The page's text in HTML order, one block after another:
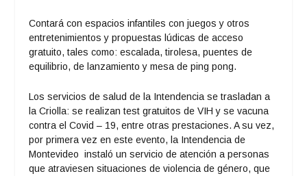
Contará con espacios infantiles con juegos y otros
entretenimientos y propuestas lúdicas de acceso
gratuito, tales como: escalada, tirolesa, puentes de
equilibrio, de lanzamiento y mesa de ping pong.
Los servicios de salud de la Intendencia se trasladan a
la Criolla: se realizan test gratuitos de VIH y se vacuna
contra el Covid – 19, entre otras prestaciones. A su vez,
por primera vez en este evento, la Intendencia de
Montevideo instaló un servicio de atención a personas
que atraviesen situaciones de violencia de género, que